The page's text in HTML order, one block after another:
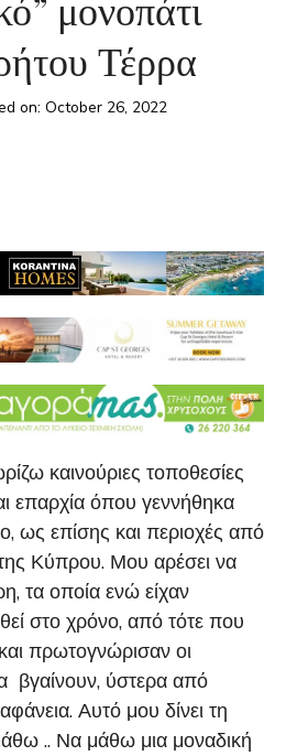
Τέρρα
on: October 26, 2022
καινούριες τοποθεσίες
επαρχία όπου γεννήθηκα
ως επίσης και περιοχές από
Κύπρου. Μου αρέσει να
τα οποία ενώ είχαν
στο χρόνο, από τότε που
πρωτογνώρισαν οι
βγαίνουν, ύστερα από
Αυτό μου δίνει τη
.. Να μάθω μια μοναδική